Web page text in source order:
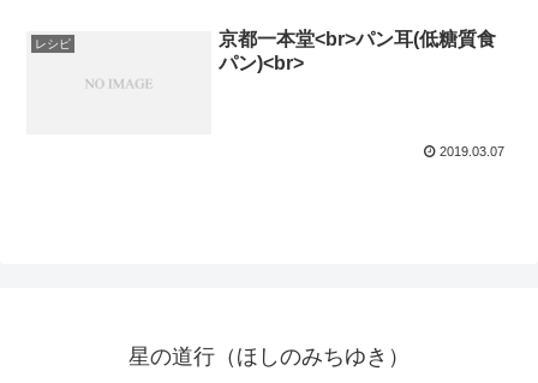
レシピ
京都一本堂<br>パン耳(低糖質食
パン)<br>
2019.03.07
星の道行（ほしのみちゆき）